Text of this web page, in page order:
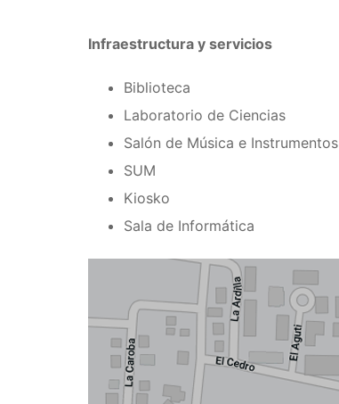
Infraestructura y servicios
Biblioteca
Laboratorio de Ciencias
Salón de Música e Instrumentos
SUM
Kiosko
Sala de Informática